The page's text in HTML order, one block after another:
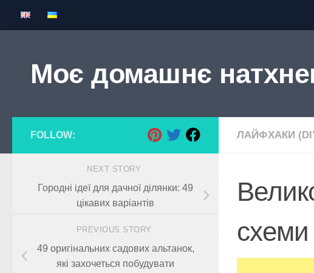
Skip to content
Моє домашнє
ЛАЙФХАКИ
схеми
FOLLOW:
NEXT STORY
Городні ідеї для дачної ділянки: 49
цікавих варіантів
PREVIOUS STORY
49 оригінальних садових альтанок,
які захочеться побудувати